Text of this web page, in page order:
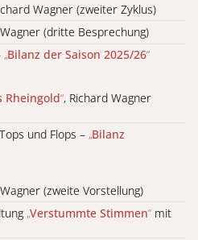
Wagner (zweiter Zyklus)
(dritte Besprechung)
„Bilanz der Saison 2025/26“
Rheingold“, Richard Wagner
und Flops – „Bilanz
(zweite Vorstellung)
„Verstummte Stimmen“ mit